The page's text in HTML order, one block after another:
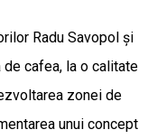
Radu Savopol și
cafea, la o calitate
zonei de
unui concept